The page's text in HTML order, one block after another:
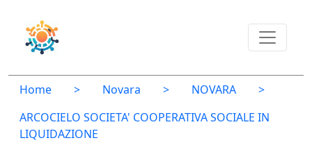
Home > Novara > NOVARA
>
ARCOCIELO SOCIETA' COOPERATIVA SOCIALE IN
LIQUIDAZIONE